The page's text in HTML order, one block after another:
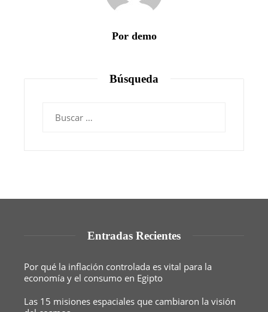
Por demo
Búsqueda
Entradas Recientes
Por qué la inflación controlada es vital para la
economía y el consumo en Egipto
Las 15 misiones espaciales que cambiaron la visión